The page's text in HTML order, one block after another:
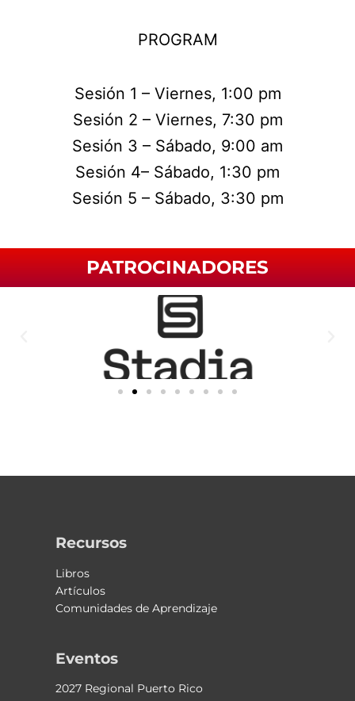
PROGRAM
Sesión 1 – Viernes, 1:00 pm
Sesión 2 – Viernes, 7:30 pm
Sesión 3 – Sábado, 9:00 am
Sesión 4– Sábado, 1:30 pm
Sesión 5 – Sábado, 3:30 pm
PATROCINADORES
Recursos
Libros
Artículos
Comunidades de Aprendizaje
Eventos
2027 Regional Puerto Rico